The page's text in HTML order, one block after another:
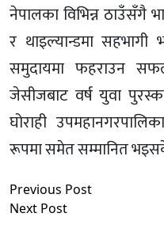
नेपालका विभिन्न ठाउँसँगै
र थाइल्यान्डमा सहभागी
समुदायमा फहराउन
जेसीजबाट वर्ष युवा
घोराही
रूपमा समेत सम्मानित
Previous Post
Next Post